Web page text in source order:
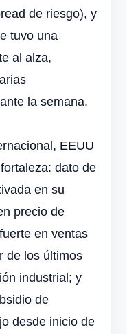
de riesgo), y
tuvo una
al alza,
la semana.
EEUU
dato de
en su
precio de
en ventas
de los últimos
industrial; y
de
desde inicio de